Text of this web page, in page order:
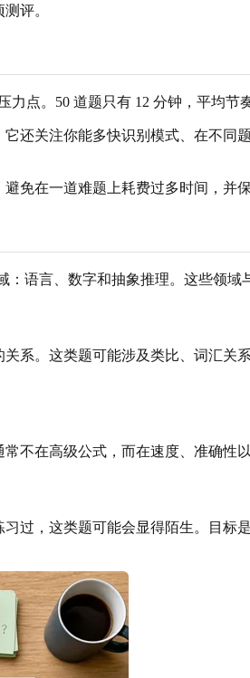
评。
压力点。50 道题只有 12 分钟，平
还关注你能多快识别模式、在不
免在一道难题上耗费过多时间，并
：语言、数字和抽象推理。这些领域
系。这类题可能涉及类比、词汇
不在高级公式，而在速度、准确性
过，这类题可能会显得陌生。目标